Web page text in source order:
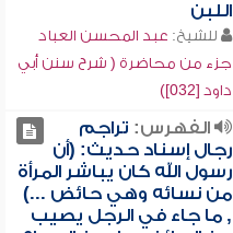
اللبن
للشيخ: عبد المحسن العباد
جزء من محاضرة ( شرح سنن أبي
داود [032])
الفهرس: تراجم
رجال إسناد حديث: (أن
رسول الله كان يباشر المرأة
من نسائه وهي حائض ...)
, ما جاء في الرجل يصيب